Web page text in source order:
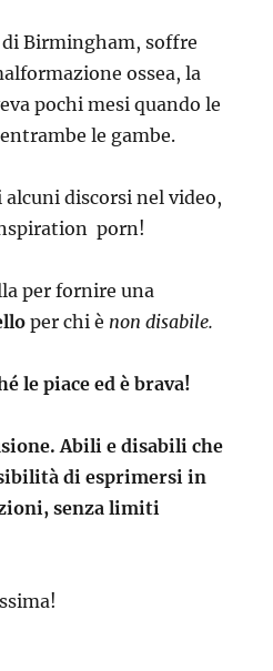
Birmingham, soffre
ossea, la
pochi mesi quando le
le gambe.
discorsi nel video,
porn!
per fornire una
per chi è non disabile.
le piace ed è brava!
Abili e disabili che
di esprimersi in
senza limiti